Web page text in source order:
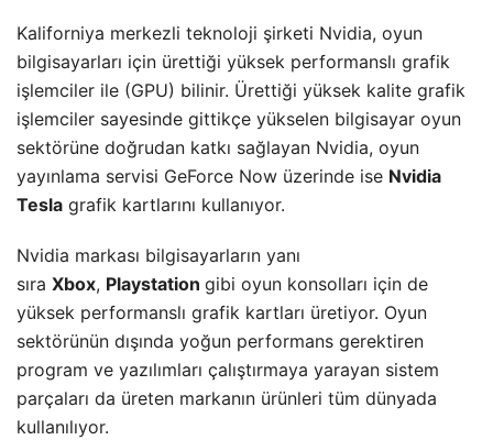
Kaliforniya merkezli teknoloji şirketi Nvidia, oyun
bilgisayarları için ürettiği yüksek performanslı grafik
işlemciler ile (GPU) bilinir. Ürettiği yüksek kalite grafik
işlemciler sayesinde gittikçe yükselen bilgisayar oyun
sektörüne doğrudan katkı sağlayan Nvidia, oyun
yayınlama servisi GeForce Now üzerinde ise Nvidia
Tesla grafik kartlarını kullanıyor.
Nvidia markası bilgisayarların yanı
sıra Xbox, Playstation gibi oyun konsolları için de
yüksek performanslı grafik kartları üretiyor. Oyun
sektörünün dışında yoğun performans gerektiren
program ve yazılımları çalıştırmaya yarayan sistem
parçaları da üreten markanın ürünleri tüm dünyada
kullanılıyor.